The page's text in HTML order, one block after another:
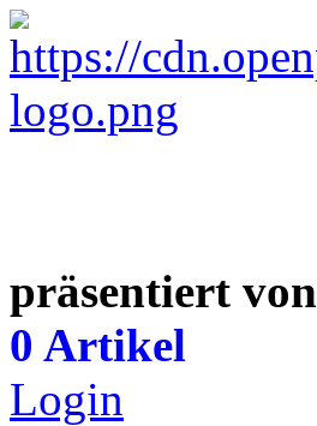
präsentiert von
0 Artikel
Login